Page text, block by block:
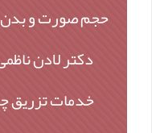
حجم صورت و
دکتر لادن
خدمات تزریق